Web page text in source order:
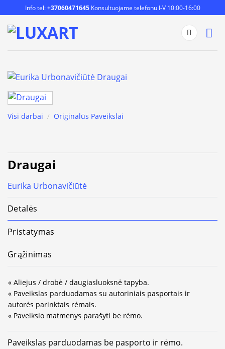
to
content
Info tel:+37060471645Konsultuojame telefonu I-V 10:00-16:00
Visi darbai / Originalūs Paveikslai
Draugai
Eurika Urbonavičiūtė
Detalės
Pristatymas
Grąžinimas
« Aliejus / drobė / daugiasluoksnė tapyba.
« Paveikslas parduodamas su autoriniais pasportais ir
autorės parinktais rėmais.
« Paveikslo matmenys parašyti be rėmo.
Paveikslas parduodamas be pasporto ir rėmo.
Alternative: